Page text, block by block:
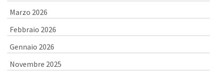
Marzo 2026
Febbraio 2026
Gennaio 2026
Novembre 2025